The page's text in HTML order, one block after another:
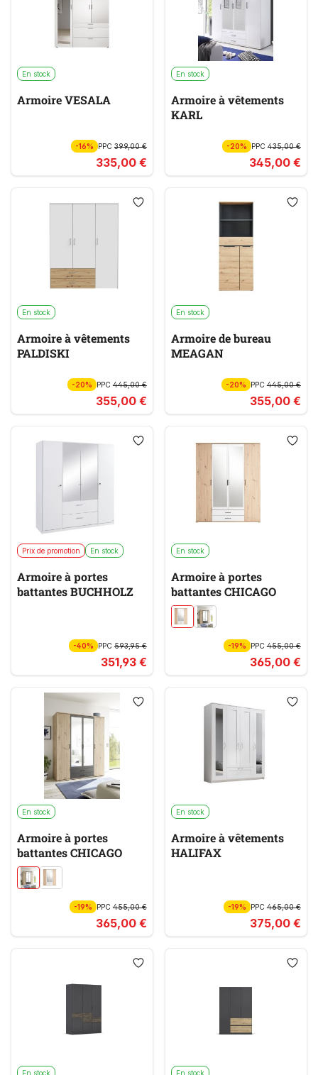
En stock
Armoire VESALA
-16% PPC 399,00 €
335,00 €
En stock
Armoire à vêtements
KARL
-20% PPC435,00 €
345,00 €
En stock
Armoire à vêtements
PALDISKI
-20% PPC 445,00 €
355,00 €
En stock
Armoire de bureau
MEAGAN
-20% PPC445,00 €
355,00 €
Prix de promotion En stock
Armoire à portes
battantes BUCHHOLZ
-40% PPC 593,95 €
351,93 €
En stock
Armoire à portes
battantes CHICAGO
-19% PPC455,00 €
365,00 €
En stock
Armoire à portes
battantes CHICAGO
-19% PPC 455,00 €
365,00 €
En stock
Armoire à vêtements
HALIFAX
-19% PPC465,00 €
375,00 €
En stock En stock